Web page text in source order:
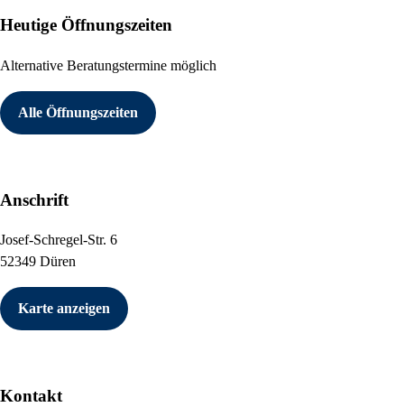
Heutige Öffnungszeiten
Alternative Beratungstermine möglich
Alle Öffnungszeiten
Anschrift
Josef-Schregel-Str. 6
52349 Düren
Karte anzeigen
Kontakt